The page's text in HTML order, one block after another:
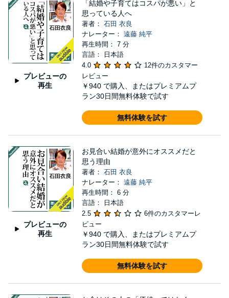
プレビューの
再生
「結婚や子育てはコスパが悪い」と
思っている人へ
著者： 石田 衣良
ナレーター： 遠藤 純平
再生時間： 7 分
言語： 日本語
4.0
12件のカスタマー
レビュー
￥940 で購入、またはプレミアムプ
ラン30日間無料体験で試す
無料体験を試す
プレビューの
再生
お見合い結婚が意外にオススメだと
思う理由
著者： 石田 衣良
ナレーター： 遠藤 純平
再生時間： 6 分
言語： 日本語
2.5
6件のカスタマーレ
ビュー
￥940 で購入、またはプレミアムプ
ラン30日間無料体験で試す
無料体験を試す